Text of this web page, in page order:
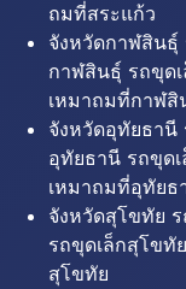
ถมที่สระแก้ว
จังหวัดกาฬสินธุ์
กาฬสินธุ์ รถขุด
เหมาถมที่กาฬสิ
จังหวัดอุทัยธานี
อุทัยธานี รถขุด
เหมาถมที่อุทัยธ
จังหวัดสุโขทัย
รถขุดเล็กสุโขทั
สุโขทัย